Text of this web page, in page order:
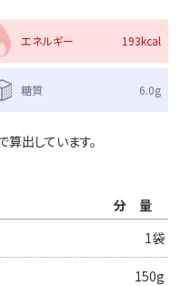
エネルギー 193kcal
糖質 6.0g
出しています。
分量
1袋
150g